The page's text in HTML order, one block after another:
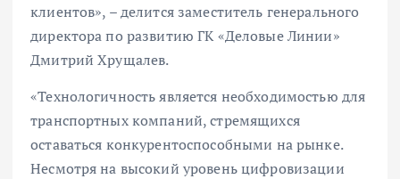
клиентов», – делится заместитель генерального
директора по развитию ГК «Деловые Линии»
Дмитрий Хрущалев.
«Технологичность является необходимостью для
транспортных компаний, стремящихся
оставаться конкурентоспособными на рынке.
Несмотря на высокий уровень цифровизации